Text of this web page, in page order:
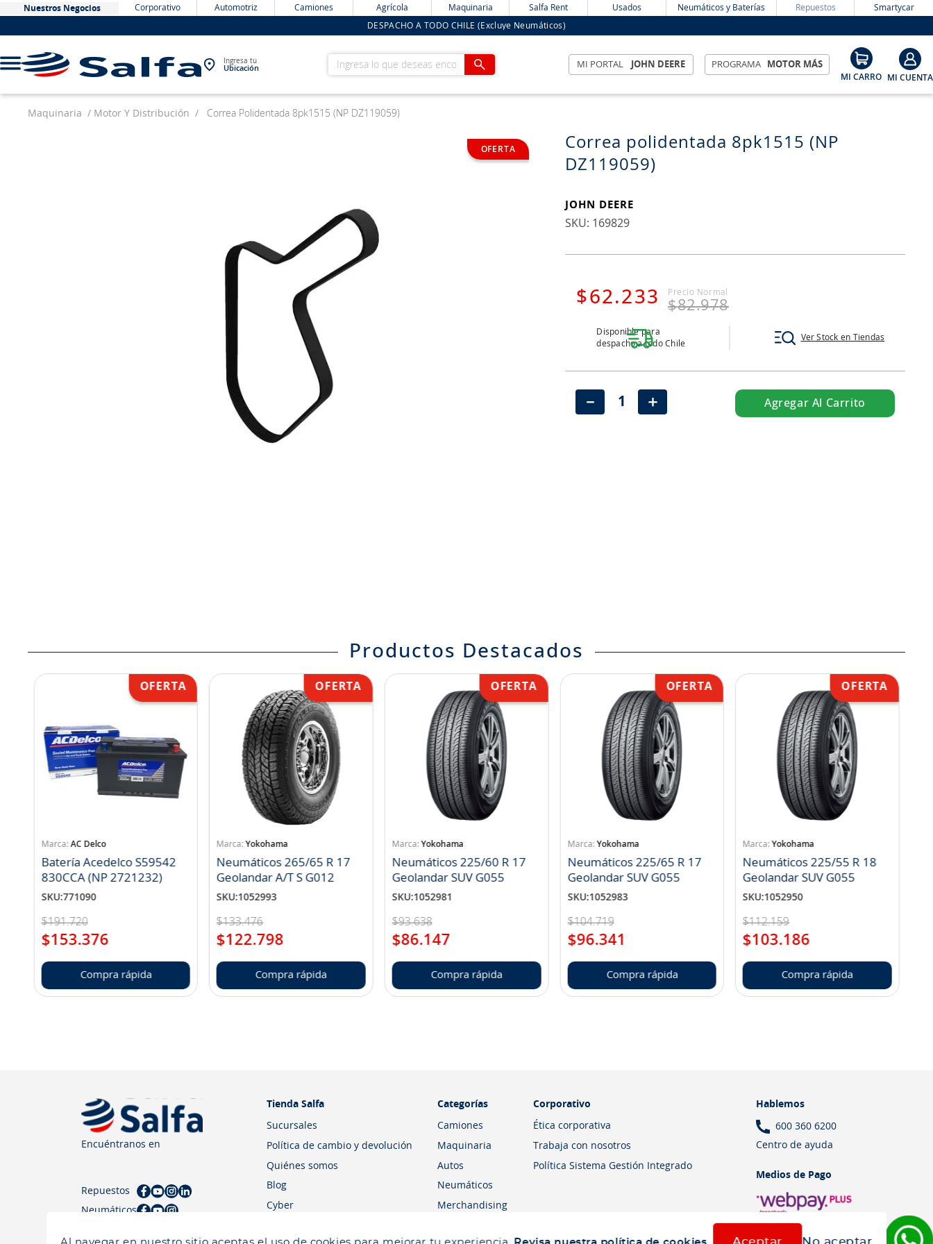
Nuestros Negocios Corporativo Automotriz Camiones Agrícola Maquinaria Salfa Rent Usados Neumáticos y Baterías Repuestos Smartycar
DESPACHO A TODO CHILE (Excluye Neumáticos)
Ingresa tu
Ubicación
Ingresa lo que deseas encontrar MI PORTAL JOHN DEERE PROGRAMA MOTOR MÁS
Al navegar en nuestro sitio aceptas el uso de cookies para mejorar tu experiencia. Revisa nuestra política de cookies. Aceptar No aceptar
Maquinaria Motor Y Distribución Correa Polidentada 8pk1515 (NP DZ119059)
Correa polidentada 8pk1515 (NP
DZ119059)
JOHN DEERE
: 169829
$62.233 $82.978
Disponible para
despacho a todo Chile
Ver Stock en Tiendas
＋
－ Agregar Al Carrito
Productos Destacados
AC Delco
Batería Acedelco S59542
830CCA (NP 2721232)
SKU:771090
$191.720
$153.376
Compra rápida
Yokohama
Neumáticos 265/65 R 17
Geolandar A/T S G012
SKU:1052993
$133.476
$122.798
Compra rápida
Yokohama
Neumáticos 225/60 R 17
Geolandar SUV G055
SKU:1052981
$93.638
$86.147
Compra rápida
Yokohama
Neumáticos 225/65 R 17
Geolandar SUV G055
SKU:1052983
$104.719
$96.341
Compra rápida
Yokohama
Neumáticos 225/55 R 18
Geolandar SUV G055
SKU:1052950
$112.159
$103.186
Compra rápida
Encuéntranos en
Repuestos
Neumáticos
Tienda Salfa
Sucursales
Política de cambio y devolución
Quiénes somos
Blog
Cyber
Categorías
Camiones
Maquinaria
Autos
Neumáticos
Merchandising
Corporativo
Ética corporativa
Trabaja con nosotros
Política Sistema Gestión Integrado
Hablemos
600 360 6200
Centro de ayuda
Medios de Pago